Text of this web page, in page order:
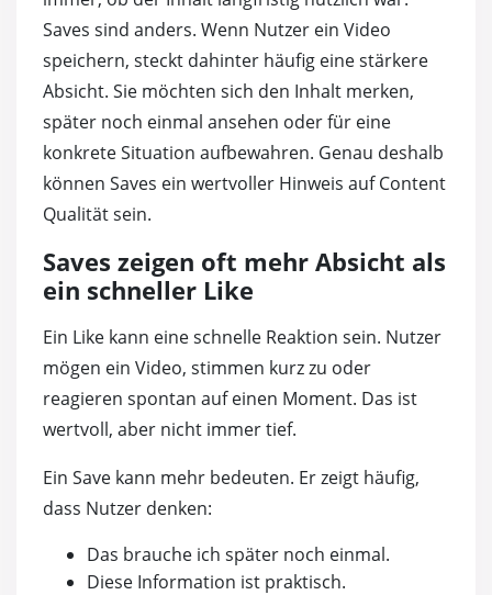
Saves sind anders. Wenn Nutzer ein Video
speichern, steckt dahinter häufig eine stärkere
Absicht. Sie möchten sich den Inhalt merken,
später noch einmal ansehen oder für eine
konkrete Situation aufbewahren. Genau deshalb
können Saves ein wertvoller Hinweis auf Content
Qualität sein.
Saves zeigen oft mehr Absicht als
ein schneller Like
Ein Like kann eine schnelle Reaktion sein. Nutzer
mögen ein Video, stimmen kurz zu oder
reagieren spontan auf einen Moment. Das ist
wertvoll, aber nicht immer tief.
Ein Save kann mehr bedeuten. Er zeigt häufig,
dass Nutzer denken:
Das brauche ich später noch einmal.
Diese Information ist praktisch.